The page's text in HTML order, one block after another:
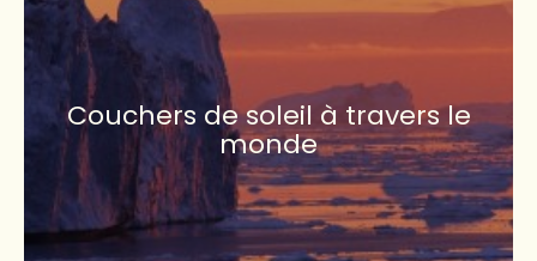
Couchers de soleil à travers le
monde